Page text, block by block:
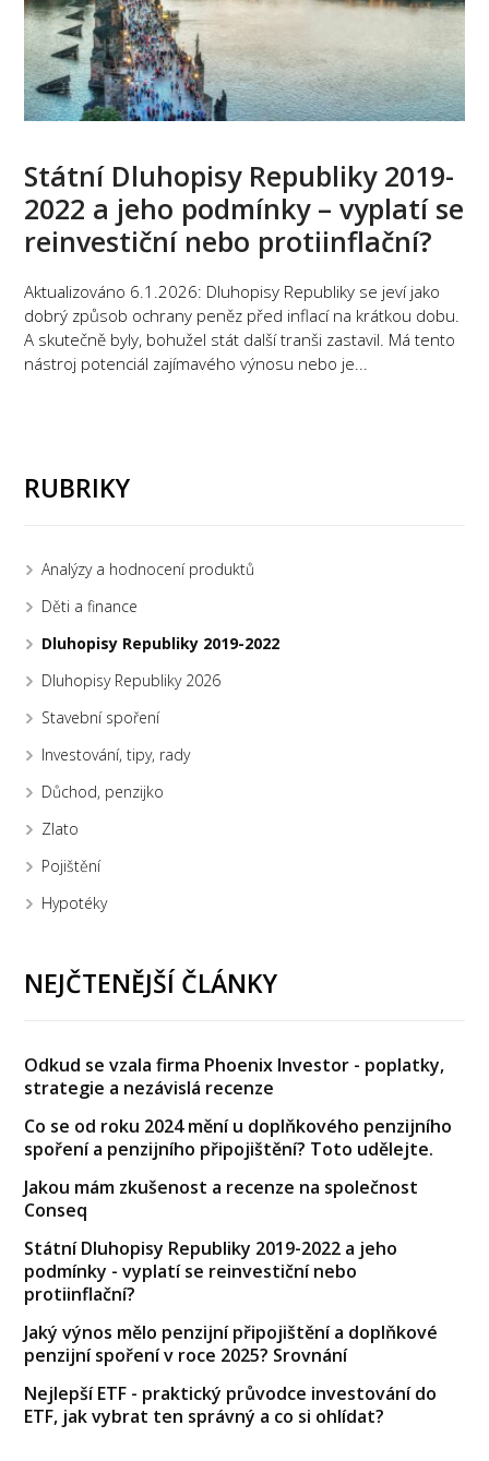
Státní Dluhopisy Republiky 2019-
2022 a jeho podmínky – vyplatí se
reinvestiční nebo protiinflační?
Aktualizováno 6.1.2026: Dluhopisy Republiky se jeví jako
dobrý způsob ochrany peněz před inflací na krátkou dobu.
A skutečně byly, bohužel stát další tranši zastavil. Má tento
nástroj potenciál zajímavého výnosu nebo je...
RUBRIKY
Analýzy a hodnocení produktů
Děti a finance
Dluhopisy Republiky 2019-2022
Dluhopisy Republiky 2026
Stavební spoření
Investování, tipy, rady
Důchod, penzijko
Zlato
Pojištění
Hypotéky
NEJČTENĚJŠÍ ČLÁNKY
Odkud se vzala firma Phoenix Investor - poplatky,
strategie a nezávislá recenze
Co se od roku 2024 mění u doplňkového penzijního
spoření a penzijního připojištění? Toto udělejte.
Jakou mám zkušenost a recenze na společnost
Conseq
Státní Dluhopisy Republiky 2019-2022 a jeho
podmínky - vyplatí se reinvestiční nebo
protiinflační?
Jaký výnos mělo penzijní připojištění a doplňkové
penzijní spoření v roce 2025? Srovnání
Nejlepší ETF - praktický průvodce investování do
ETF, jak vybrat ten správný a co si ohlídat?